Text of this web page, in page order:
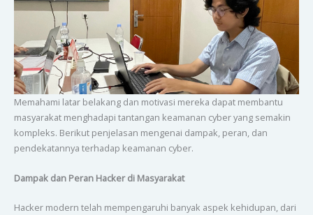
Memahami latar belakang dan motivasi mereka dapat membantu
masyarakat menghadapi tantangan keamanan cyber yang semakin
kompleks. Berikut penjelasan mengenai dampak, peran, dan
pendekatannya terhadap keamanan cyber.
Dampak dan Peran Hacker di Masyarakat
Hacker modern telah mempengaruhi banyak aspek kehidupan, dari